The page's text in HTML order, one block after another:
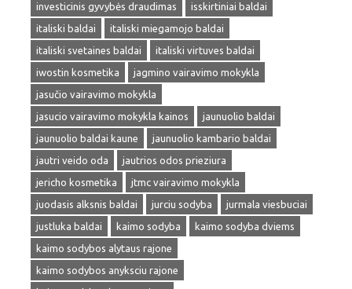
investicinis gyvybės draudimas
isskirtiniai baldai
italiski baldai
italiski miegamojo baldai
italiski svetaines baldai
italiski virtuves baldai
iwostin kosmetika
jagmino vairavimo mokykla
jasučio vairavimo mokykla
jasucio vairavimo mokykla kainos
jaunuolio baldai
jaunuolio baldai kaune
jaunuolio kambario baldai
jautri veido oda
jautrios odos prieziura
jericho kosmetika
jtmc vairavimo mokykla
juodasis alksnis baldai
jurciu sodyba
jurmala viesbuciai
justluka baldai
kaimo sodyba
kaimo sodyba dviems
kaimo sodybos alytaus rajone
kaimo sodybos anyksciu rajone